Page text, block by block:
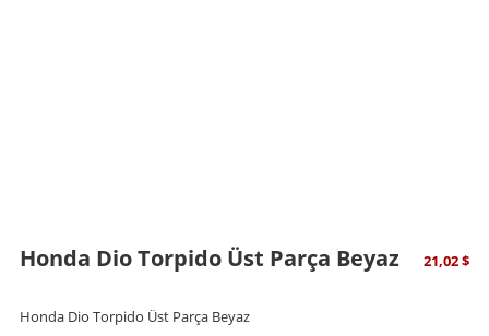
Honda Dio Torpido Üst Parça Beyaz 21,02$
Honda Dio Torpido Üst Parça Beyaz